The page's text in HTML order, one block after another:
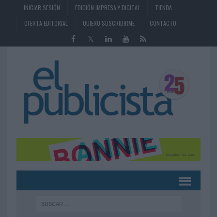
INICIAR SESIÓN EDICIÓN IMPRESA Y DIGITAL
TIENDA
OFERTA EDITORIAL
QUIERO SUSCRIBIRME CONTACTO